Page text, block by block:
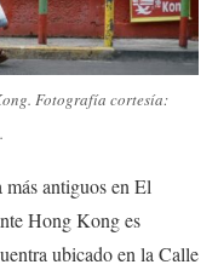
Fotografía cortesía:
antiguos en El
Hong Kong es
ubicado en la Calle